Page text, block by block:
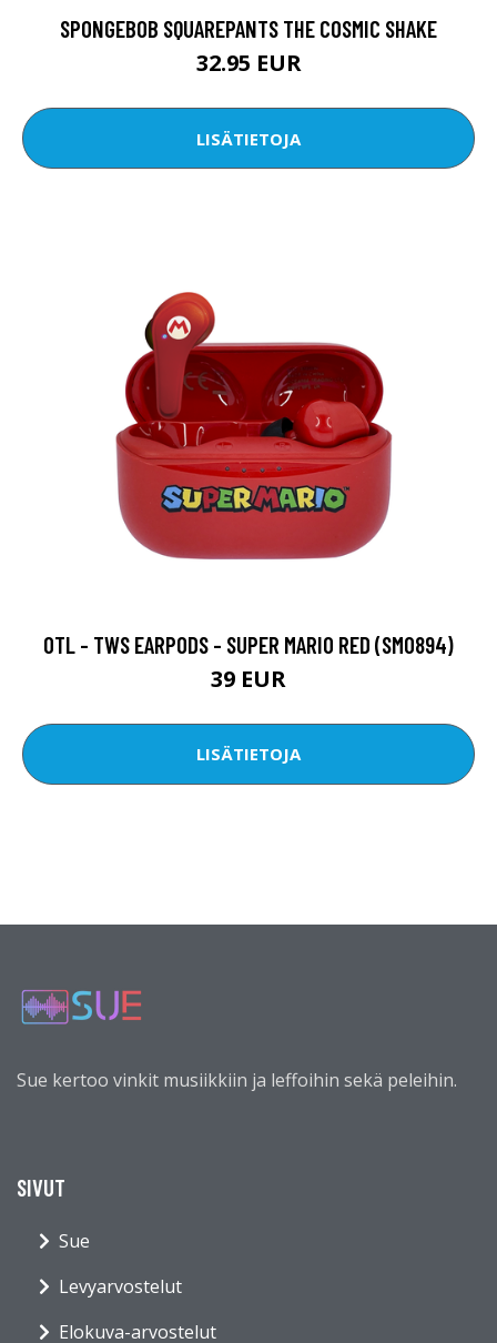
SPONGEBOB SQUAREPANTS THE COSMIC SHAKE
32.95 EUR
LISÄTIETOJA
OTL - TWS EARPODS - SUPER MARIO RED (SM0894)
39 EUR
LISÄTIETOJA
Sue kertoo vinkit musiikkiin ja leffoihin sekä peleihin.
SIVUT
Sue
Levyarvostelut
Elokuva-arvostelut